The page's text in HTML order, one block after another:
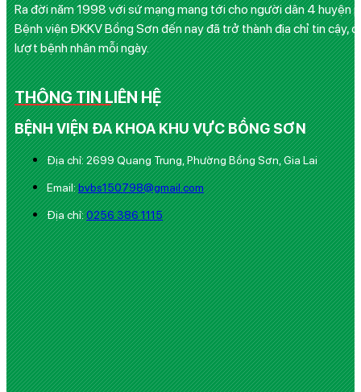
Ra đời năm 1998 với sứ mạng mang tới cho người dân 4 huyện
Bệnh viện ĐKKV Bồng Sơn đến nay đã trở thành địa chỉ tin cậy,
lượt bệnh nhân mỗi ngày.
THÔNG TIN LIÊN HỆ
BỆNH VIỆN ĐA KHOA KHU VỰC BỒNG SƠN
Địa chỉ: 2699 Quang Trung, Phường Bồng Sơn, Gia Lai
Email:bvbs150798@gmail.com
Địa chỉ:0256 386 1115